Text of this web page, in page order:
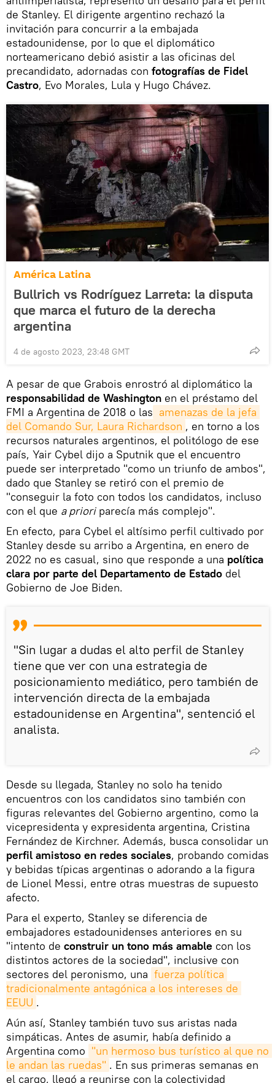
de Stanley. El dirigente argentino rechazó la
invitación para concurrir a la embajada
estadounidense, por lo que el diplomático
norteamericano debió asistir a las oficinas del
precandidato, adornadas con fotografías de Fidel
Castro, Evo Morales, Lula y Hugo Chávez.
América Latina
Bullrich vs Rodríguez Larreta: la disputa
que marca el futuro de la derecha
argentina
4 de agosto 2023, 23:48 GMT
A pesar de que Grabois enrostró al diplomático la
responsabilidad de Washington en el préstamo del
FMI a Argentina de 2018 o las amenazas de la jefa
del Comando Sur, Laura Richardson , en torno a los
recursos naturales argentinos, el politólogo de ese
país, Yair Cybel dijo a Sputnik que el encuentro
puede ser interpretado "como un triunfo de ambos",
dado que Stanley se retiró con el premio de
"conseguir la foto con todos los candidatos, incluso
con el que a prioriparecía más complejo".
En efecto, para Cybel el altísimo perfil cultivado por
Stanley desde su arribo a Argentina, en enero de
2022 no es casual, sino que responde a una política
clara por parte del Departamento de Estado del
Gobierno de Joe Biden.
"Sin lugar a dudas el alto perfil de Stanley
tiene que ver con una estrategia de
posicionamiento mediático, pero también de
intervención directa de la embajada
estadounidense en Argentina", sentenció el
analista.
Desde su llegada, Stanley no solo ha tenido
encuentros con los candidatos sino también con
figuras relevantes del Gobierno argentino, como la
vicepresidenta y expresidenta argentina, Cristina
Fernández de Kirchner. Además, busca consolidar un
perfil amistoso en redes sociales, probando comidas
y bebidas típicas argentinas o adorando a la figura
de Lionel Messi, entre otras muestras de supuesto
afecto.
Para el experto, Stanley se diferencia de
embajadores estadounidenses anteriores en su
"intento de construir un tono más amable con los
distintos actores de la sociedad", inclusive con
sectores del peronismo, una fuerza política
tradicionalmente antagónica a los intereses de
EEUU .
Aún así, Stanley también tuvo sus aristas nada
simpáticas. Antes de asumir, había definido a
Argentina como "un hermoso bus turístico al que no
le andan las ruedas" . En sus primeras semanas en
el cargo, llegó a reunirse con la colectividad